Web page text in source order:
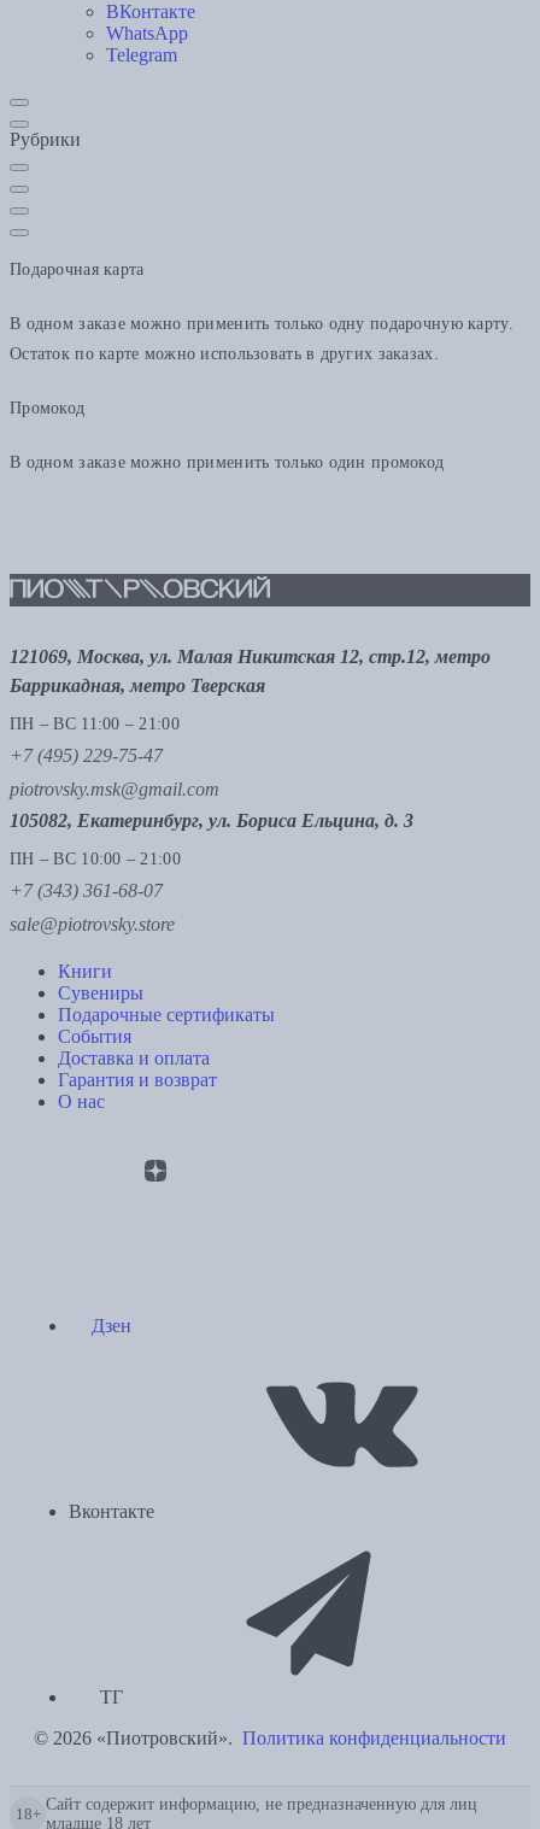
ВКонтакте
WhatsApp
Telegram
Рубрики
Подарочная карта
В одном заказе можно применить только одну подарочную карту.
Остаток по карте можно использовать в других заказах.
Промокод
В одном заказе можно применить только один промокод
121069, Москва, ул. Малая Никитская 12, стр.12, метро
Баррикадная, метро Тверская
ПН – ВС 11:00 – 21:00
+7 (495) 229-75-47
piotrovsky.msk@gmail.com
105082, Екатеринбург, ул. Бориса Ельцина, д. 3
ПН – ВС 10:00 – 21:00
+7 (343) 361-68-07
sale@piotrovsky.store
Книги
Сувениры
Подарочные сертификаты
События
Доставка и оплата
Гарантия и возврат
О нас
Дзен
Вконтакте
ТГ
© 2026 «Пиотровский». Политика конфиденциальности
18+
Сайт содержит информацию, не предназначенную для лиц
младше 18 лет